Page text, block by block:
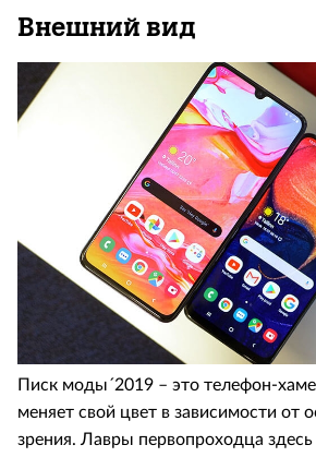
Внешний вид
Писк моды´2019 – это телефон-
меняет свой цвет в зависимости от
зрения. Лавры первопроходца